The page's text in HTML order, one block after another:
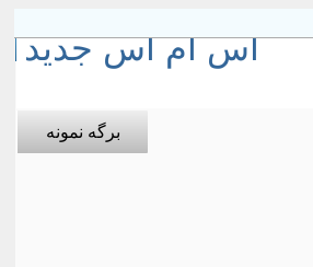
اس ام اس جدید
برگه نمونه